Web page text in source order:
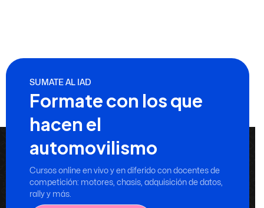
SUMATE AL IAD
Formate con los que
hacen el
automovilismo
Cursos online en vivo y en diferido con docentes de
competición: motores, chasis, adquisición de datos,
rally y más.